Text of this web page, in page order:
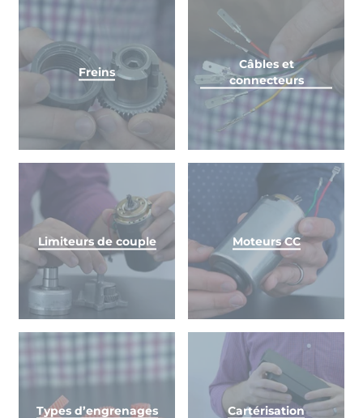
Freins
Câbles et
connecteurs
Limiteurs de couple Moteurs CC
Types d’engrenages Cartérisation